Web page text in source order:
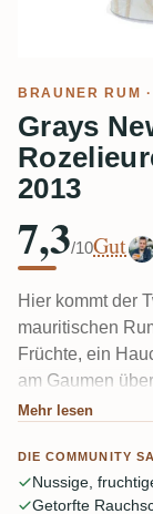
BRAUNER RUM
Grays
2013
7,3/10Gut
Hier kommt der
mauritischen
Früchte, ein
am Gaumen
Kommando.
Rum in den
Whisky habe
Mehr lesen
DIE COMMUNITY
Nussige,
Getorfte